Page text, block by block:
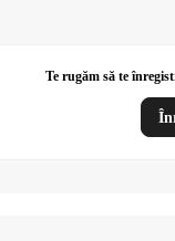
Te rugăm să te